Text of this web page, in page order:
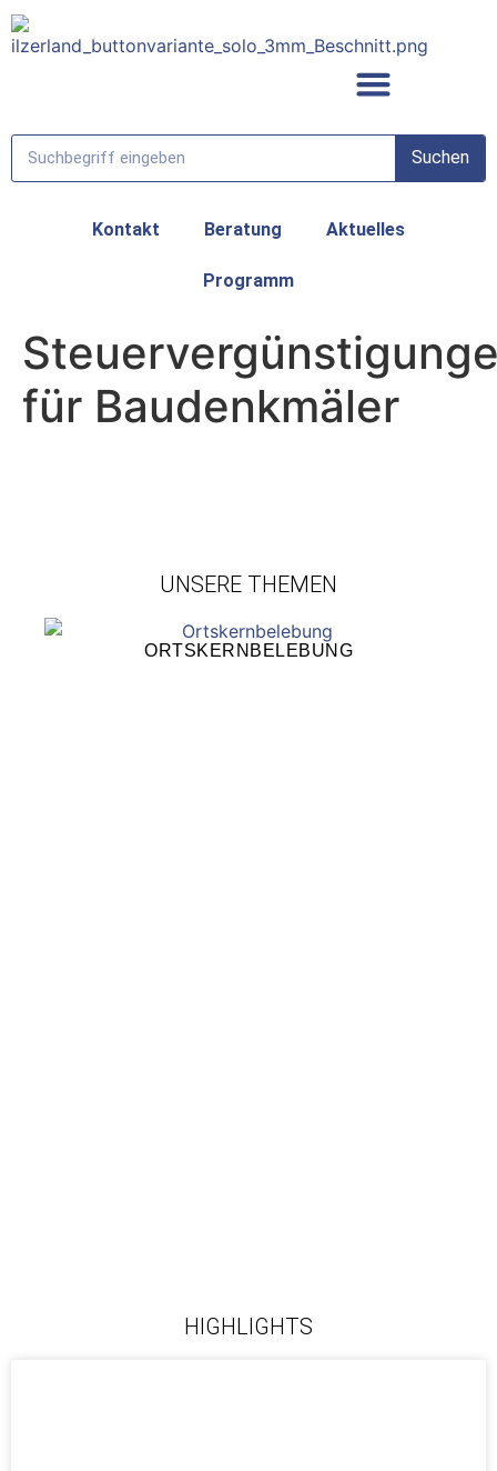
Suchen
Kontakt Beratung Aktuelles
Programm
für Baudenkmäler
UNSERE THEMEN
ORTSKERNBELEBUNG
HIGHLIGHTS